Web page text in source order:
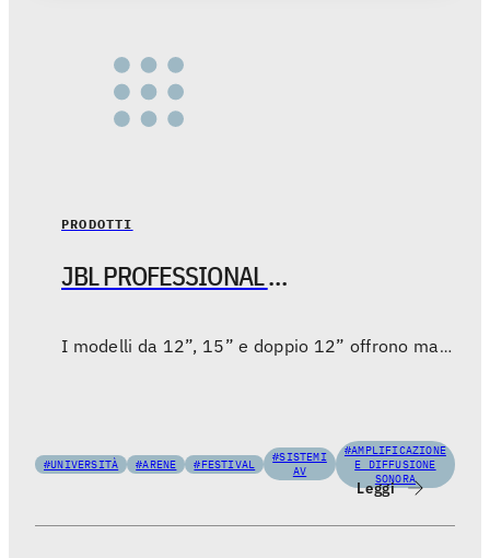
PRODOTTI
JBL PROFESSIONAL SERIE SRX900 - Sistemi di amplificazione attivi con nuovi diffusori point source e accessori
I modelli da 12”, 15” e doppio 12” offrono maggiore flessibilità, più opzioni di implementazione ed integrazione con le soluzioni tour sound di JBL.
#UNIVERSITÀ #ARENE #FESTIVAL
#SISTEMI
AV
#AMPLIFICAZIONE
E DIFFUSIONE
SONORA
Leggi